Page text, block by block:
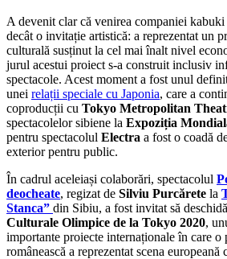
A devenit clar că venirea companiei
decât o invitație artistică: a reprezentat un
culturală susținut la cel mai înalt nivel
jurul acestui proiect s-a construit inclusiv
spectacole. Acest moment a fost unul
unei relații speciale cu Japonia, care a
coproducții cu Tokyo Metropolitan
spectacolelor sibiene la Expoziția
pentru spectacolul Electra a fost o coadă
exterior pentru public.
În cadrul aceleiași colaborări, spectacolul
deocheate, regizat de Silviu Purcărete la
Stanca” din Sibiu, a fost invitat să
Culturale Olimpice de la Tokyo 2020,
importante proiecte internaționale în care o
românească a reprezentat scena europeană